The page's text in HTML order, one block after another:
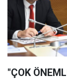
"ÇOK